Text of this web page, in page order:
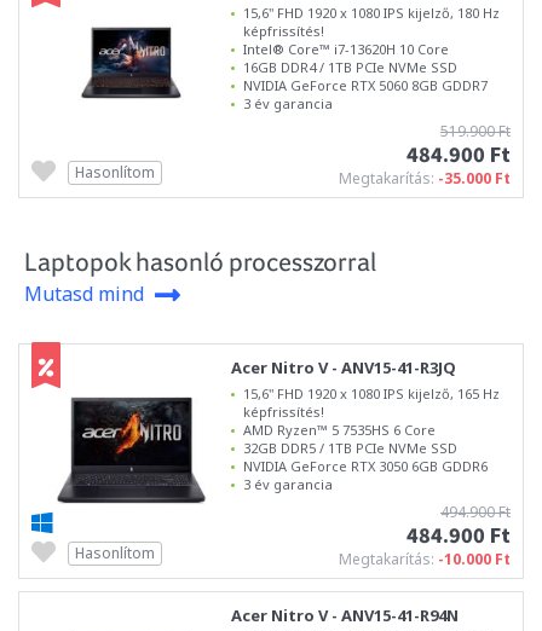
15,6" FHD 1920 x 1080 IPS kijelző, 180 Hz
képfrissítés!
Intel® Core™ i7-13620H 10 Core
16GB DDR4 / 1TB PCIe NVMe SSD
NVIDIA GeForce RTX 5060 8GB GDDR7
3 év garancia
519.900 Ft
484.900 Ft
Megtakarítás: -35.000 Ft
Hasonlítom
Laptopok hasonló processzorral
Mutasd mind
Acer Nitro V - ANV15-41-R3JQ
15,6" FHD 1920 x 1080 IPS kijelző, 165 Hz
képfrissítés!
AMD Ryzen™ 5 7535HS 6 Core
32GB DDR5 / 1TB PCIe NVMe SSD
NVIDIA GeForce RTX 3050 6GB GDDR6
3 év garancia
494.900 Ft
484.900 Ft
Megtakarítás: -10.000 Ft
Hasonlítom
Acer Nitro V - ANV15-41-R94N